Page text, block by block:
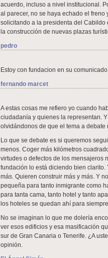
acuerdo, incluso a nivel institucional.
al parecer, no se haya echado el
solicitando a la presidenta del
la construcción de nuevas plazas
pedro
Estoy con fundacion en su
fernando marcet
A estas cosas me refiero yo cuando
ciudadanía y quienes la representan.
olvidándonos de que el tema a
Lo que se debate es si queremos
menos. Coger más kilómetros
virtudes o defectos de los mensajeros
fundación lo está diciendo bien
más. Quieren construir más y más. Y
pequeña para tanto inmigrante como
para tanta cama, tanto hotel y tanto
los hoteles se quedan ahí para
No se imaginan lo que me dolería
ver esos edificios y esa masificación
sur de Gran Canaria o Tenerife. ¿A
opinión.